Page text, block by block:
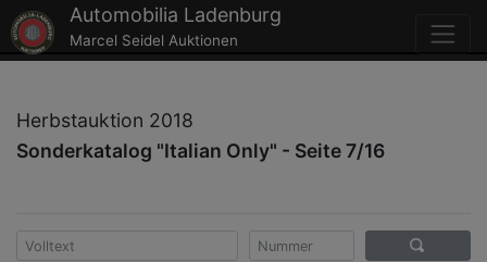
Automobilia Ladenburg
Marcel Seidel Auktionen
Herbstauktion 2018
Sonderkatalog "Italian Only" - Seite 7/16